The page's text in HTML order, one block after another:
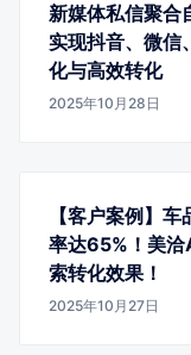
新媒体私信聚合
实现抖音、微信
化与高效转化
2025年10月28日
【客户案例】
率达65%！美洽
索转化效果！
2025年10月27日